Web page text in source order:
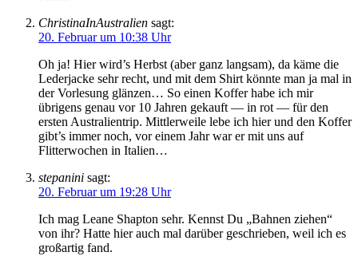
ChristinaInAustralien sagt:
20. Februar um 10:38 Uhr
Oh ja! Hier wird’s Herbst (aber ganz langsam), da käme die
Lederjacke sehr recht, und mit dem Shirt könnte man ja mal in
der Vorlesung glänzen… So einen Koffer habe ich mir
übrigens genau vor 10 Jahren gekauft — in rot — für den
ersten Australientrip. Mittlerweile lebe ich hier und den Koffer
gibt’s immer noch, vor einem Jahr war er mit uns auf
Flitterwochen in Italien…
stepanini sagt:
20. Februar um 19:28 Uhr
Ich mag Leane Shapton sehr. Kennst Du „Bahnen ziehen“
von ihr? Hatte hier auch mal darüber geschrieben, weil ich es
großartig fand.